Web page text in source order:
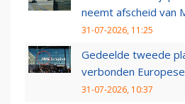
neemt afscheid van
31-07-2026, 11:25
Gedeelde tweede
verbonden
31-07-2026, 10:37